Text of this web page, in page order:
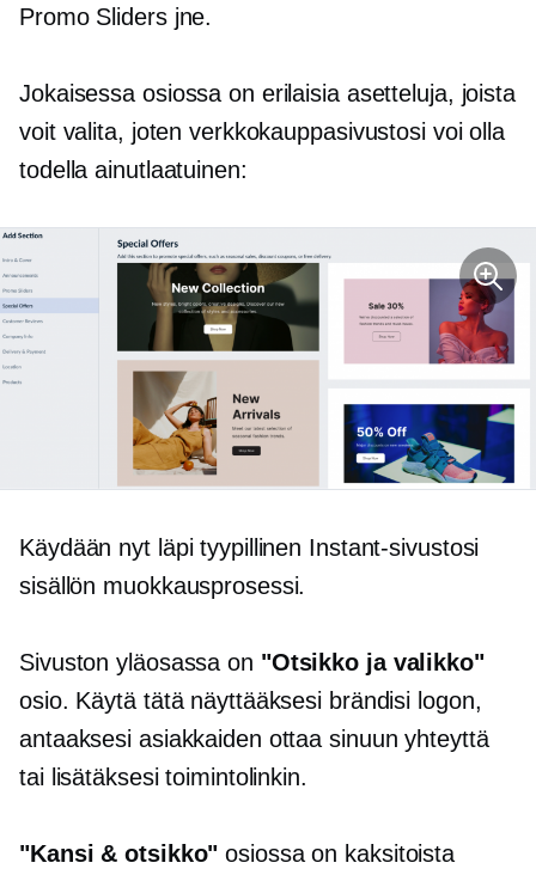
Promo Sliders jne.
Jokaisessa osiossa on erilaisia ​​asetteluja, joista
voit valita, joten verkkokauppasivustosi voi olla
todella ainutlaatuinen:
Käydään nyt läpi tyypillinen Instant-sivustosi
sisällön muokkausprosessi.
Sivuston yläosassa on "Otsikko ja valikko"
osio. Käytä tätä näyttääksesi brändisi logon,
antaaksesi asiakkaiden ottaa sinuun yhteyttä
tai lisätäksesi toimintolinkin.
"Kansi & otsikko" osiossa on kaksitoista